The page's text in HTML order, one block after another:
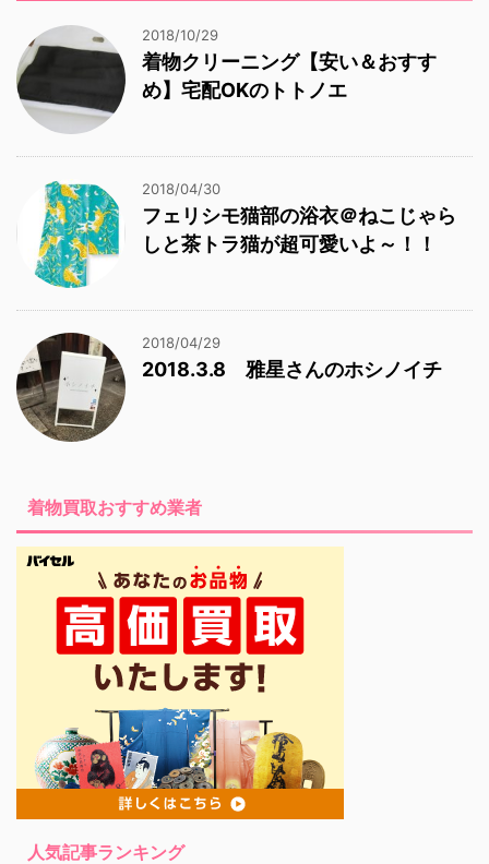
2018/10/29
着物クリーニング【安い＆おすす
め】宅配OKのトトノエ
2018/04/30
フェリシモ猫部の浴衣＠ねこじゃら
しと茶トラ猫が超可愛いよ～！！
2018/04/29
2018.3.8 雅星さんのホシノイチ
着物買取おすすめ業者
人気記事ランキング